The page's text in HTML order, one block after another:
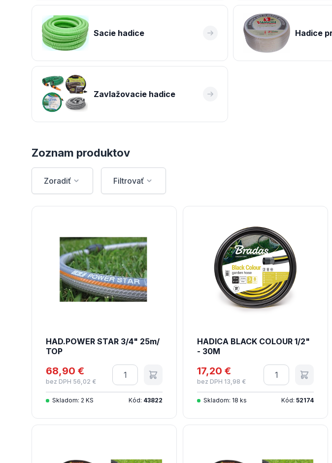
Sacie hadice Hadice
Zavlažovacie hadice
Zoznam produktov
Zoradiť Filtrovať
HAD.POWER STAR 3/4" 25m/
TOP
68,90 €
bez DPH 56,02 €
Množstvo
Skladom: 2 KS Kód: 43822
HADICA BLACK COLOUR 1/2"
- 30M
17,20 €
bez DPH 13,98 €
Množstvo
Skladom: 18 ks Kód: 52174